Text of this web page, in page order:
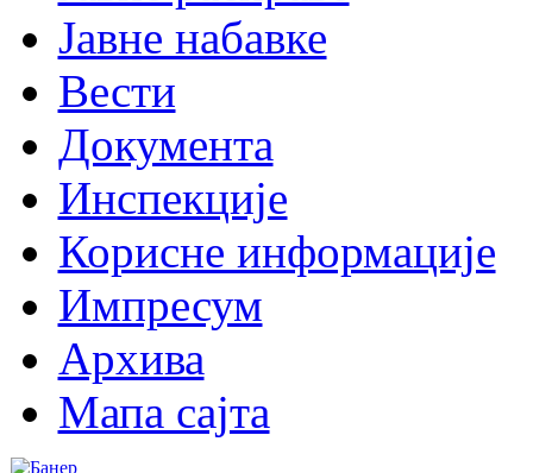
Јавне набавке
Вести
Документа
Инспекције
Корисне информације
Импресум
Архива
Мапа сајта